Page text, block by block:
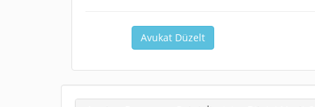
Avukat Düzelt